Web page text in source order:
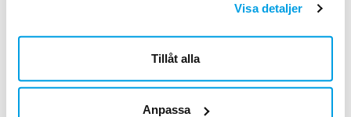
Visa detaljer
Tillåt alla
Anpassa